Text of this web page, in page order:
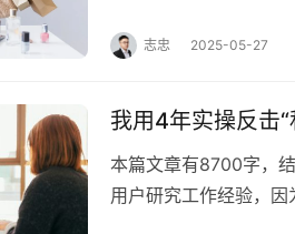
动了消费热潮 这两年
质平价」的…
志忠 2025-05-27
我用4年实操反击
本篇文章有8700字，
用户研究工作经验，